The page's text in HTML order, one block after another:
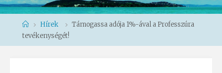
HomeHírek
Támogassa adója 1%-ával a Professzúra
tevékenységét!